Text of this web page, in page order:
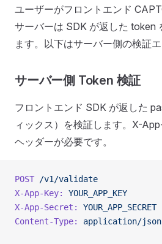
ユーザーがフロントエンド
サーバーは SDK が返した token
ます。以下はサーバー側の検証
サーバー側 Token 検証
フロントエンド SDK が返した
ィックス）を検証します。X-
ヘッダーが必要です。
POST /v1/validate
X-App-Key:
YOUR_APP_KEY
X-App-Secret:
YOUR_APP_SECRET
Content-Type:
application/json